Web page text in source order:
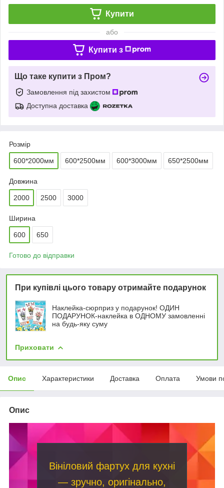
Купити
або
Купити з
Що таке купити з Пром?
Замовлення під захистом
Доступна доставка
Розмір
600*2000мм 600*2500мм 600*3000мм 650*2500мм
Довжина
2000 2500 3000
Ширина
600 650
Готово до відправки
При купівлі цього товару отримайте подарунок
Наклейка-сюрприз у подарунок! ОДИН
ПОДАРУНОК-наклейка в ОДНОМУ замовленні
на будь-яку суму
Приховати
Опис Характеристики Доставка Оплата Умови
Опис
Вініловий фартух для кухні
— зручно, оригінально,